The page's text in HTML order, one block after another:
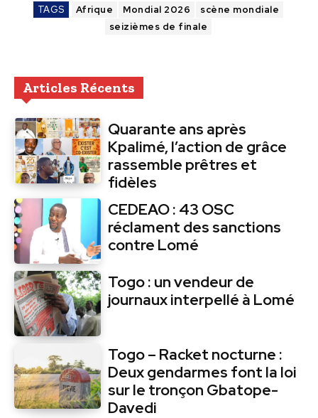
TAGS Afrique Mondial 2026
scène mondiale
seizièmes de finale
Articles Récents
Quarante ans après
Kpalimé, l’action de grâce
rassemble prêtres et
fidèles
CEDEAO : 43 OSC
réclament des sanctions
contre Lomé
Togo : un vendeur de
journaux interpellé à Lomé
Togo – Racket nocturne :
Deux gendarmes font la loi
sur le tronçon Gbatope-
Davedi